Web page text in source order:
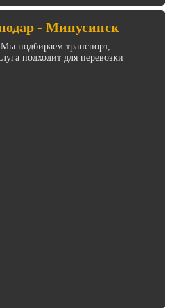
- Минусинск
Мы подбираем транспорт,
подходит для перевозки